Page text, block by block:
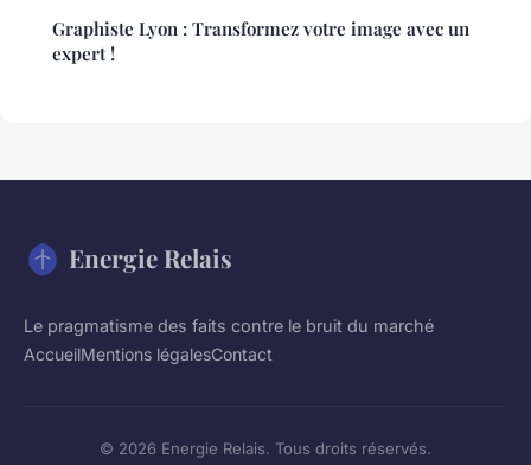
Graphiste Lyon : Transformez votre image avec un
expert !
Energie Relais
Le pragmatisme des faits contre le bruit du marché
AccueilMentions légalesContact
© 2026 Energie Relais. Tous droits réservés.